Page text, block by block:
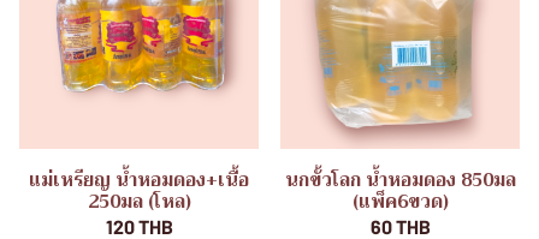
แม่เหรียญ น้ำหอมดอง+เนื้อ
250มล (โหล)
120 THB
นกขั้วโลก น้ำหอมดอง 850มล
(แพ็ค6ขวด)
60 THB